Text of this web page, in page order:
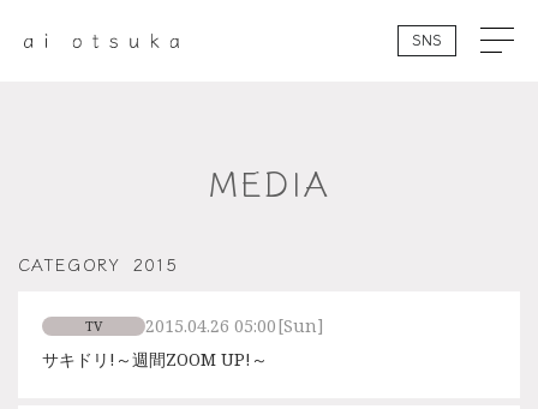
SNS
MEDIA
CATEGORY 2015
TV 2015.04.26 05:00[Sun]
サキドリ!～週間ZOOM UP!～